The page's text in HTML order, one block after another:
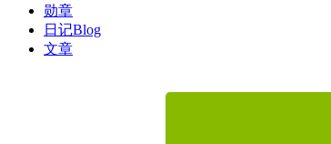
勋章
日记Blog
文章